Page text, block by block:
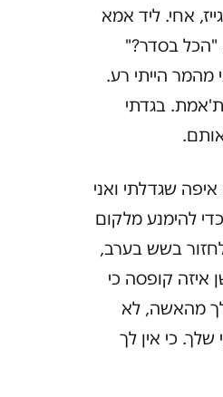
אחי. ליד אמא
"הכל בסדר?"
הייתי רע.
ת'אמת. בגדתי
שגדלתי ואני
להימנע מלקום
בשש בערב,
לעשן איזה קופסה כי
לא איכפת לך מהאשה, לא
כי אין לך